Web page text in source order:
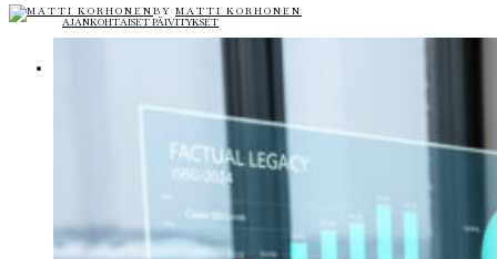
AJANKOHTAISET PÄIVITYKSET
BY MATTI KORHONEN